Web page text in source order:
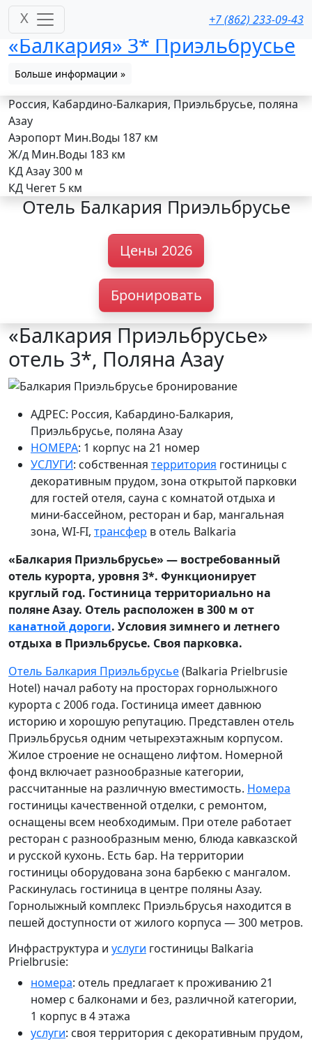
X +7 (862) 233-09-43
«Балкария» 3* Приэльбрусье
Больше информации »
Россия, Кабардино-Балкария, Приэльбрусье, поляна
Азау
Аэропорт Мин.Воды 187 км
Ж/д Мин.Воды 183 км
КД Азау300 м
КД Чегет 5 км
Отель Балкария Приэльбрусье
Цены 2026
Бронировать
«Балкария Приэльбрусье»
отель 3*, Поляна Азау
АДРЕС: Россия, Кабардино-Балкария,
Приэльбрусье, поляна Азау
НОМЕРА: 1 корпус на 21 номер
УСЛУГИ: собственная территория гостиницы с
декоративным прудом, зона открытой парковки
для гостей отеля, сауна с комнатой отдыха и
мини-бассейном, ресторан и бар, мангальная
зона, WI-FI, трансфер в отель Balkaria
«Балкария Приэльбрусье» — востребованный
отель курорта, уровня 3*. Функционирует
круглый год. Гостиница территориально на
поляне Азау. Отель расположен в 300 м от
канатной дороги. Условия зимнего и летнего
отдыха в Приэльбрусье. Своя парковка.
Отель Балкария Приэльбрусье(Balkaria Prielbrusie
Hotel) начал работу на просторах горнолыжного
курорта с 2006 года. Гостиница имеет давнюю
историю и хорошую репутацию. Представлен отель
Приэльбрусья одним четырехэтажным корпусом.
Жилое строение не оснащено лифтом. Номерной
фонд включает разнообразные категории,
рассчитанные на различную вместимость. Номера
гостиницы качественной отделки, с ремонтом,
оснащены всем необходимым. При отеле работает
ресторан с разнообразным меню, блюда кавказской
и русской кухонь. Есть бар. На территории
гостиницы оборудована зона барбекю с мангалом.
Раскинулась гостиница в центре поляны Азау.
Горнолыжный комплекс Приэльбрусья находится в
пешей доступности от жилого корпуса — 300 метров.
Инфраструктура и услуги гостиницы Balkaria
Prielbrusie:
номера: отель предлагает к проживанию 21
номер с балконами и без, различной категории,
1 корпус в 4 этажа
услуги: своя территория с декоративным прудом,